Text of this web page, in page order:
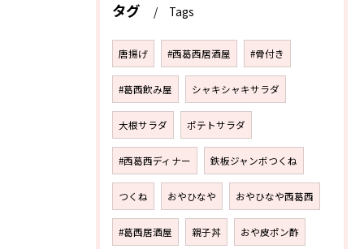
タグ Tags
唐揚げ #西葛西居酒屋 #骨付き
#葛西飲み屋 シャキシャキサラダ
大根サラダ ポテトサラダ
#西葛西ディナー 鉄板ジャンボつくね
つくね おやひなや おやひなや西葛西
#葛西居酒屋 親子丼 おや皮ポン酢